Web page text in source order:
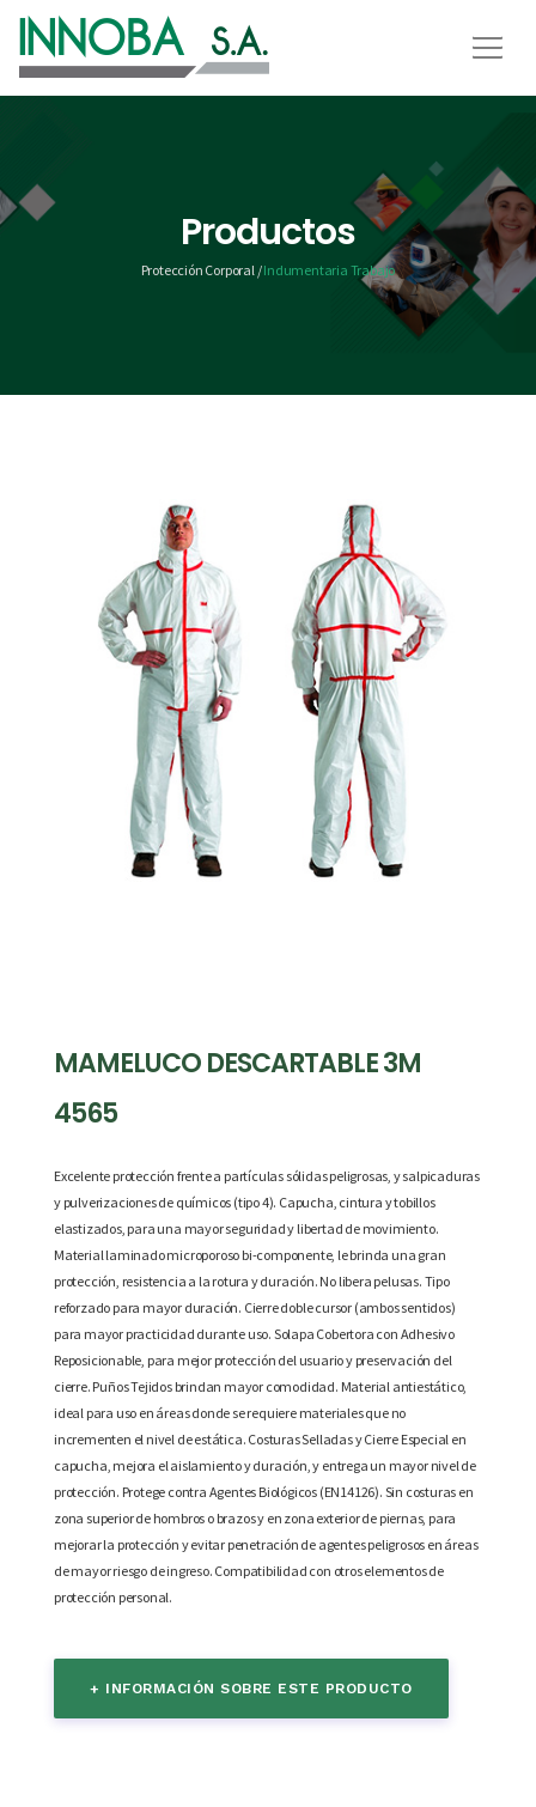
Productos
Protección Corporal /Indumentaria Trabajo
MAMELUCO DESCARTABLE 3M
4565
Excelente protección frente a partículas sólidas peligrosas, y salpicaduras
y pulverizaciones de químicos (tipo 4). Capucha, cintura y tobillos
elastizados, para una mayor seguridad y libertad de movimiento.
Material laminado microporoso bi-componente, le brinda una gran
protección, resistencia a la rotura y duración. No libera pelusas. Tipo
reforzado para mayor duración. Cierre doble cursor (ambos sentidos)
para mayor practicidad durante uso. Solapa Cobertora con Adhesivo
Reposicionable, para mejor protección del usuario y preservación del
cierre. Puños Tejidos brindan mayor comodidad. Material antiestático,
ideal para uso en áreas donde se requiere materiales que no
incrementen el nivel de estática. Costuras Selladas y Cierre Especial en
capucha, mejora el aislamiento y duración, y entrega un mayor nivel de
protección. Protege contra Agentes Biológicos (EN14126). Sin costuras en
zona superior de hombros o brazos y en zona exterior de piernas, para
mejorar la protección y evitar penetración de agentes peligrosos en áreas
de mayor riesgo de ingreso. Compatibilidad con otros elementos de
protección personal.
+ INFORMACIÓN SOBRE ESTE PRODUCTO